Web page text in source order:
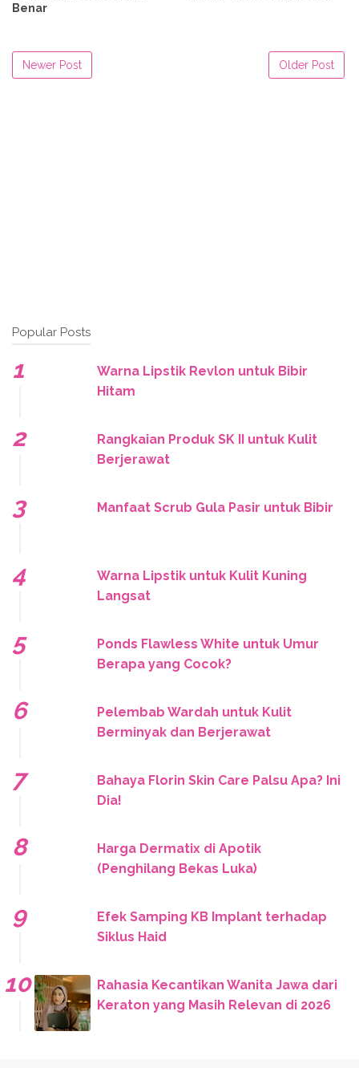
Benar
Newer Post Older Post
Popular Posts
Warna Lipstik Revlon untuk Bibir
Hitam
Rangkaian Produk SK II untuk Kulit
Berjerawat
Manfaat Scrub Gula Pasir untuk Bibir
Warna Lipstik untuk Kulit Kuning
Langsat
Ponds Flawless White untuk Umur
Berapa yang Cocok?
Pelembab Wardah untuk Kulit
Berminyak dan Berjerawat
Bahaya Florin Skin Care Palsu Apa? Ini
Dia!
Harga Dermatix di Apotik
(Penghilang Bekas Luka)
Efek Samping KB Implant terhadap
Siklus Haid
Rahasia Kecantikan Wanita Jawa dari
Keraton yang Masih Relevan di 2026